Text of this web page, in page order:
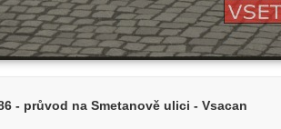
- průvod na Smetanově ulici - Vsacan